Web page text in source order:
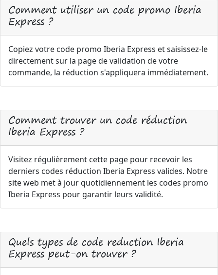
Comment utiliser un code promo Iberia
Express ?
Copiez votre code promo Iberia Express et saisissez-le
directement sur la page de validation de votre
commande, la réduction s'appliquera immédiatement.
Comment trouver un code réduction
Iberia Express ?
Visitez régulièrement cette page pour recevoir les
derniers codes réduction Iberia Express valides. Notre
site web met à jour quotidiennement les codes promo
Iberia Express pour garantir leurs validité.
Quels types de code reduction Iberia
Express peut-on trouver ?